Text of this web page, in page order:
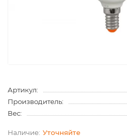
Артикул:
Производитель:
Вес:
Уточняйте